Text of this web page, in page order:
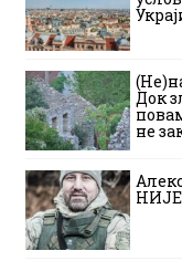
Док
не